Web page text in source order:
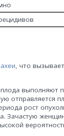
, что
выполняют
отправляется
рост
Зачастую